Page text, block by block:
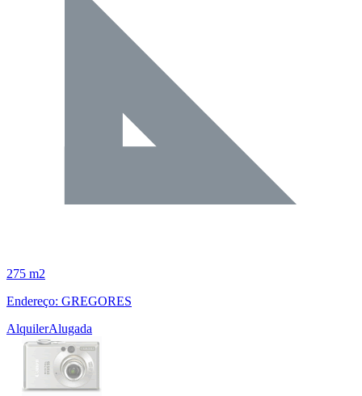
275 m2
Endereço: GREGORES
AlquilerAlugada